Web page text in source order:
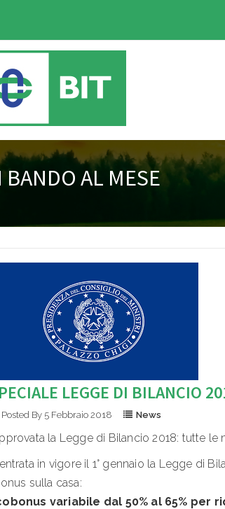
BANDO AL MESE
LEGGE DI BILANCIO
Posted By 5 Febbraio 2018 News
la Legge di Bilancio 2018: tutte le
entrata in vigore il 1° gennaio la Legge di
sulla casa:
variabile dal 50% al 65% per